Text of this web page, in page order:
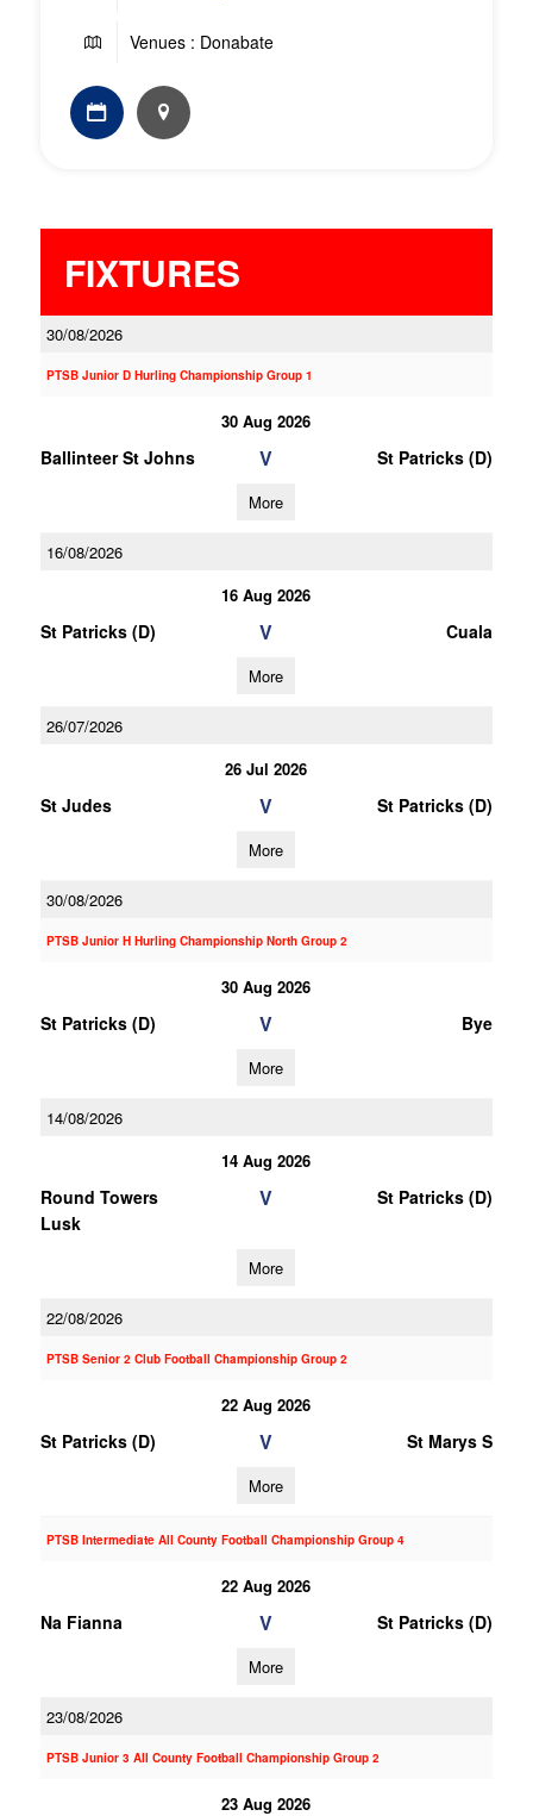
Venues : Donabate
FIXTURES
30/08/2026
PTSB Junior D Hurling Championship Group 1
30 Aug 2026
Ballinteer St Johns V St Patricks (D)
More
16/08/2026
16 Aug 2026
St Patricks (D) V Cuala
More
26/07/2026
26 Jul 2026
St Judes V St Patricks (D)
More
30/08/2026
PTSB Junior H Hurling Championship North Group 2
30 Aug 2026
St Patricks (D) V Bye
More
14/08/2026
14 Aug 2026
Round Towers
Lusk
V St Patricks (D)
More
22/08/2026
PTSB Senior 2 Club Football Championship Group 2
22 Aug 2026
St Patricks (D) V St Marys S
More
PTSB Intermediate All County Football Championship Group 4
22 Aug 2026
Na Fianna V St Patricks (D)
More
23/08/2026
PTSB Junior 3 All County Football Championship Group 2
23 Aug 2026